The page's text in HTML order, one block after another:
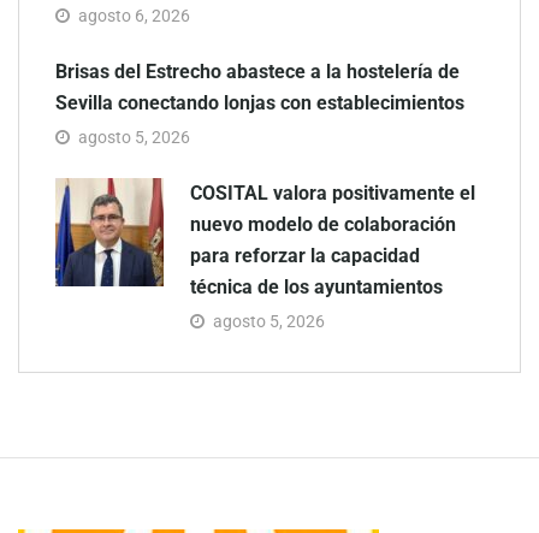
agosto 6, 2026
Brisas del Estrecho abastece a la hostelería de
Sevilla conectando lonjas con establecimientos
agosto 5, 2026
COSITAL valora positivamente el
nuevo modelo de colaboración
para reforzar la capacidad
técnica de los ayuntamientos
agosto 5, 2026